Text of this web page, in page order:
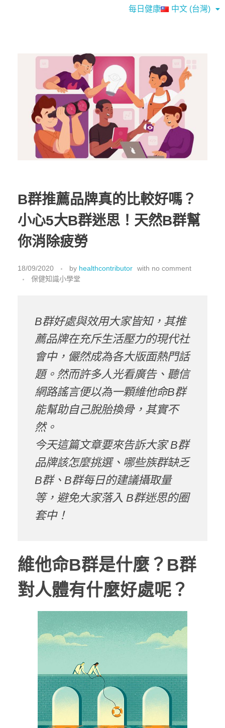
每日健康 中文 (台灣)
B群推薦品牌真的比較好嗎？
小心5大B群迷思！天然B群幫
你消除疲勞
18/09/2020 by healthcontributor with no comment
保健知識小學堂
B群好處與效用大家皆知，其推
薦品牌在充斥生活壓力的現代社
會中，儼然成為各大版面熱門話
題。然而許多人光看廣告、聽信
網路謠言便以為一顆維他命B群
能幫助自己脫胎換骨，其實不
然。
今天這篇文章要來告訴大家B群
品牌該怎麼挑選、哪些族群缺乏
B群、 B群每日的建議攝取量
等，避免大家落入 B群迷思的圈
套中！
維他命B群是什麼？ B群
對人體有什麼好處呢？